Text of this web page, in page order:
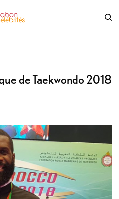
de Taekwondo 2018